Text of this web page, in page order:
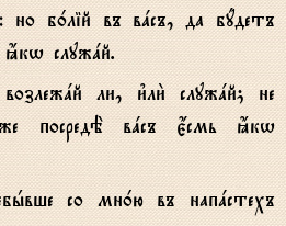
б0лій въ вaсъ, да бyдетъ
служaй.
ли, и3ли2 служaй; не
посредЁ вaсъ є4смь ћкw
со мн0ю въ напaстехъ